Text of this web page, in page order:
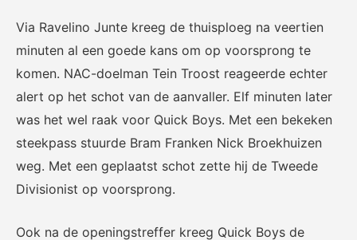
De online assistent voor alle
jeugdtrainers van Nederland.
KNVB Campus
Voor de teams van morgen.
Via Ravelino Junte kreeg de thuisploeg na veertien
minuten al een goede kans om op voorsprong te
komen. NAC-doelman Tein Troost reageerde echter
alert op het schot van de aanvaller. Elf minuten later
was het wel raak voor Quick Boys. Met een bekeken
steekpass stuurde Bram Franken Nick Broekhuizen
weg. Met een geplaatst schot zette hij de Tweede
Divisionist op voorsprong.
Ook na de openingstreffer kreeg Quick Boys de